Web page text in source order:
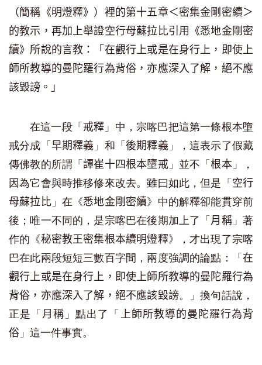
（簡稱《明燈釋》）裡的第十五章＜密集金剛密續＞
的教示，再加上舉證空行母蘇拉比引用《悉地金剛密
續》所說的言教：「在觀行上或是在身行上，即使上
師所教導的曼陀羅行為背俗，亦應深入了解，絕不應
該毀謗。」
在這一段「 戒釋 」中，宗喀巴把這第一條根本墮
戒分成「 早期釋義 」和「後期釋義」，這表示了假藏
傳佛教的所謂「譚崔十四根本墮戒」並不「根本」，
因為它會與時推移修來改去。雖曰如此，但是「 空行
母蘇拉比」在《悉地金剛密續》中的解釋卻能貫穿前
後；唯一不同的，是宗喀巴在後期加上了「 月稱」著
作的《秘密教王密集根本續明燈釋》，才出現了宗喀
巴在此兩段短短三數百字間，兩度強調的論點：「 在
觀行上或是在身行上，即使上師所教導的曼陀羅行為
背俗，亦應深入了解，絕不應該毀謗。」換句話說，
正是「 月稱 」點出了「 上師所教導的曼陀羅行為背
俗 」這一件事實。